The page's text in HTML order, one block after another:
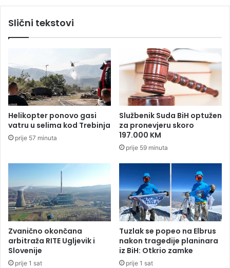
e
p
r
e
d
s
o
b
o
a
e
n
a
p
o
t
j
r
a
n
j
e
m
i
z
Slični tekstovi
Helikopter ponovo gasi
vatru u selima kod Trebinja
prije 57 minuta
Službenik Suda BiH optužen
za pronevjeru skoro
197.000 KM
prije 59 minuta
Zvanično okončana
arbitraža RITE Ugljevik i
Slovenije
prije 1 sat
Tuzlak se popeo na Elbrus
nakon tragedije planinara
iz BiH: Otkrio zamke
prije 1 sat